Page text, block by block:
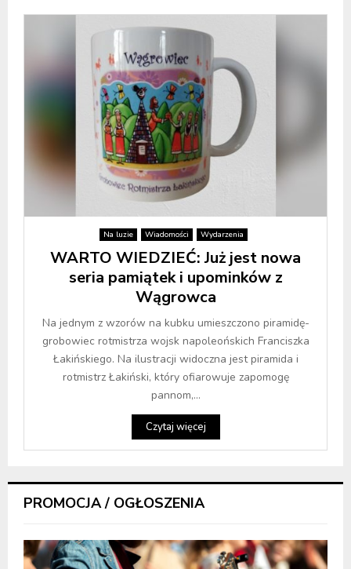
Na luzie Wiadomości Wydarzenia
WARTO WIEDZIEĆ: Już jest nowa
seria pamiątek i upominków z
Wągrowca
Na jednym z wzorów na kubku umieszczono piramidę-
grobowiec rotmistrza wojsk napoleońskich Franciszka
Łakińskiego. Na ilustracji widoczna jest piramida i
rotmistrz Łakiński, który ofiarowuje zapomogę
pannom,...
Czytaj więcej
PROMOCJA / OGŁOSZENIA